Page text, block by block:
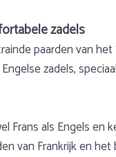
zadels
paarden van
zadels,
Frans als Engels
van Frankrijk en